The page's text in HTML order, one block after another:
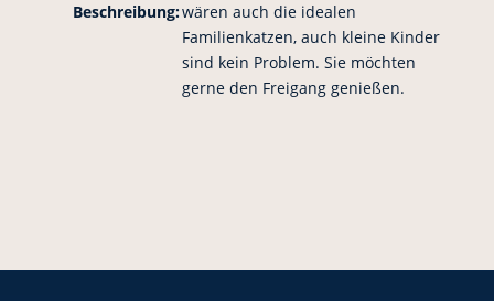
Beschreibung:wären auch die idealen
Familienkatzen, auch kleine Kinder
sind kein Problem. Sie möchten
gerne den Freigang genießen.